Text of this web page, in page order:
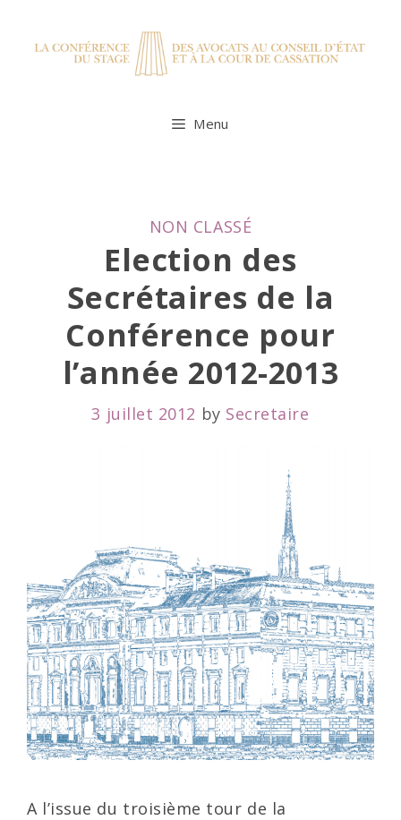
Menu
CATEGORIES
NON CLASSÉ
Election des
Secrétaires de la
Conférence pour
l’année 2012-2013
3 juillet 2012 by Secretaire
A l’issue du troisième tour de la